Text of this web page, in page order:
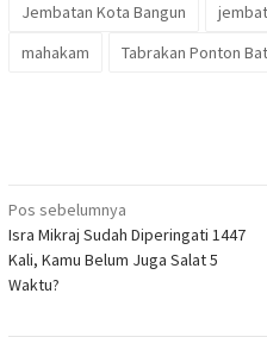
Jembatan Kota Bangun
mahakam
Tabrakan Ponton
Navigasi
pos
Pos sebelumnya
Isra Mikraj Sudah Diperingati 1447
Kali, Kamu Belum Juga Salat 5
Waktu?